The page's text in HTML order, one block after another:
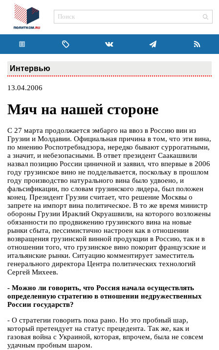
Интервью
13.04.2006
Мяч на нашей стороне
С 27 марта продолжается эмбарго на ввоз в Россию вин из
Грузии и Молдавии. Официальная причина в том, что эти вина,
по мнению Роспотребнадзора, нередко бывают суррогатными,
а значит, и небезопасными. В ответ президент Саакашвили
назвал позицию России циничной и заявил, что впервые в 2006
году грузинское вино не подделывается, поскольку в прошлом
году производство натурального вина было удвоено, и
фальсификации, по словам грузинского лидера, был положен
конец. Президент Грузии считает, что решение Москвы о
запрете на импорт вина политическое. В то же время министр
обороны Грузии Ираклий Окруашвили, на которого возложены
обязанности по продвижению грузинского вина на новые
рынки сбыта, пессимистично настроен как в отношении
возвращения грузинской винной продукции в Россию, так и в
отношении того, что грузинское вино покорит французские и
итальянские рынки. Ситуацию комментирует заместитель
генерального директора Центра политических технологий
Сергей Михеев.
- Можно ли говорить, что Россия начала осуществлять
определенную стратегию в отношении недружественных
России государств?
- О стратегии говорить пока рано. Но это пробный шар,
который претендует на статус прецедента. Так же, как и
газовая война с Украиной, которая, впрочем, была не совсем
удачным пробным шаром.